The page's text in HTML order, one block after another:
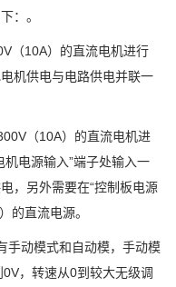
：。
10A）的直流电机进行
机供电与电路供电并联一
（10A）的直流电机进
电源输入”端子处输入一
，另外需要在“控制板电源
的直流电源。
动模式和自动模，手动模
，转速从0到较大无级调